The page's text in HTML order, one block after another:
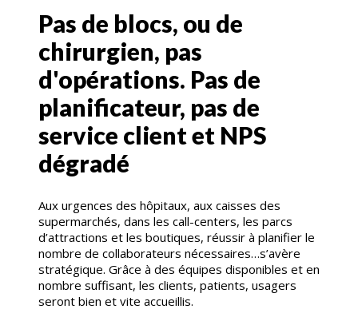
Pas de blocs, ou de
chirurgien, pas
d'opérations. Pas de
planificateur, pas de
service client et NPS
dégradé
Aux urgences des hôpitaux, aux caisses des
supermarchés, dans les call-centers, les parcs
d’attractions et les boutiques, réussir à planifier le
nombre de collaborateurs nécessaires…s’avère
stratégique. Grâce à des équipes disponibles et en
nombre suffisant, les clients, patients, usagers
seront bien et vite accueillis.